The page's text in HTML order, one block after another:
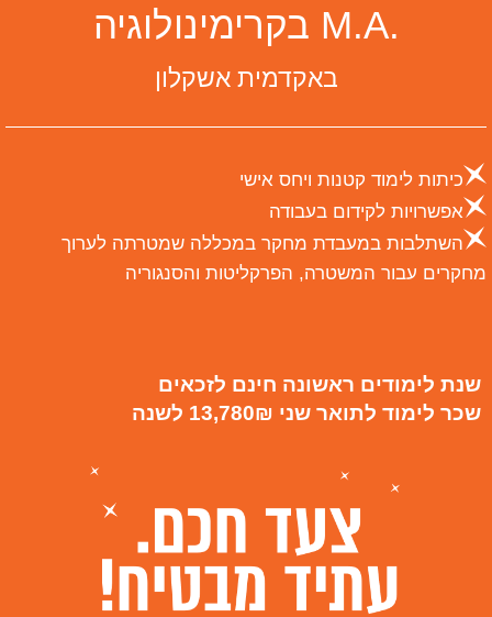
.M.A בקרימינולוגיה
באקדמית אשקלון
כיתות לימוד קטנות ויחס אישי
אפשרויות לקידום בעבודה
השתלבות במעבדת מחקר במכללה שמטרתה לערוך
מחקרים עבור המשטרה, הפרקליטות והסנגוריה
שנת לימודים ראשונה חינם לזכאים
שכר לימוד לתואר שני 13,780₪ לשנה